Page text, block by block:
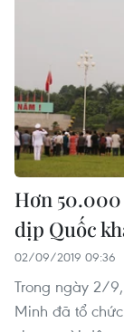
Hơn 50.000
dịp Quốc
02/09/2019 09:36
Trong ngày 2/
Minh đã tổ